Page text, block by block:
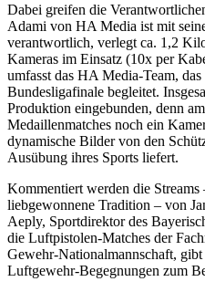
Dabei greifen die
Adami von HA Media ist mit
verantwortlich, verlegt ca. 1,2
Kameras im Einsatz (10x per
umfasst das HA Media-Team,
Bundesligafinale begleitet.
Produktion eingebunden, denn
Medaillenmatches noch ein
dynamische Bilder von den
Ausübung ihres Sports liefert.
Kommentiert werden die
liebgewonnene Tradition – von
Aeply, Sportdirektor des
die Luftpistolen-Matches der
Gewehr-Nationalmannschaft, gibt
Luftgewehr-Begegnungen zum